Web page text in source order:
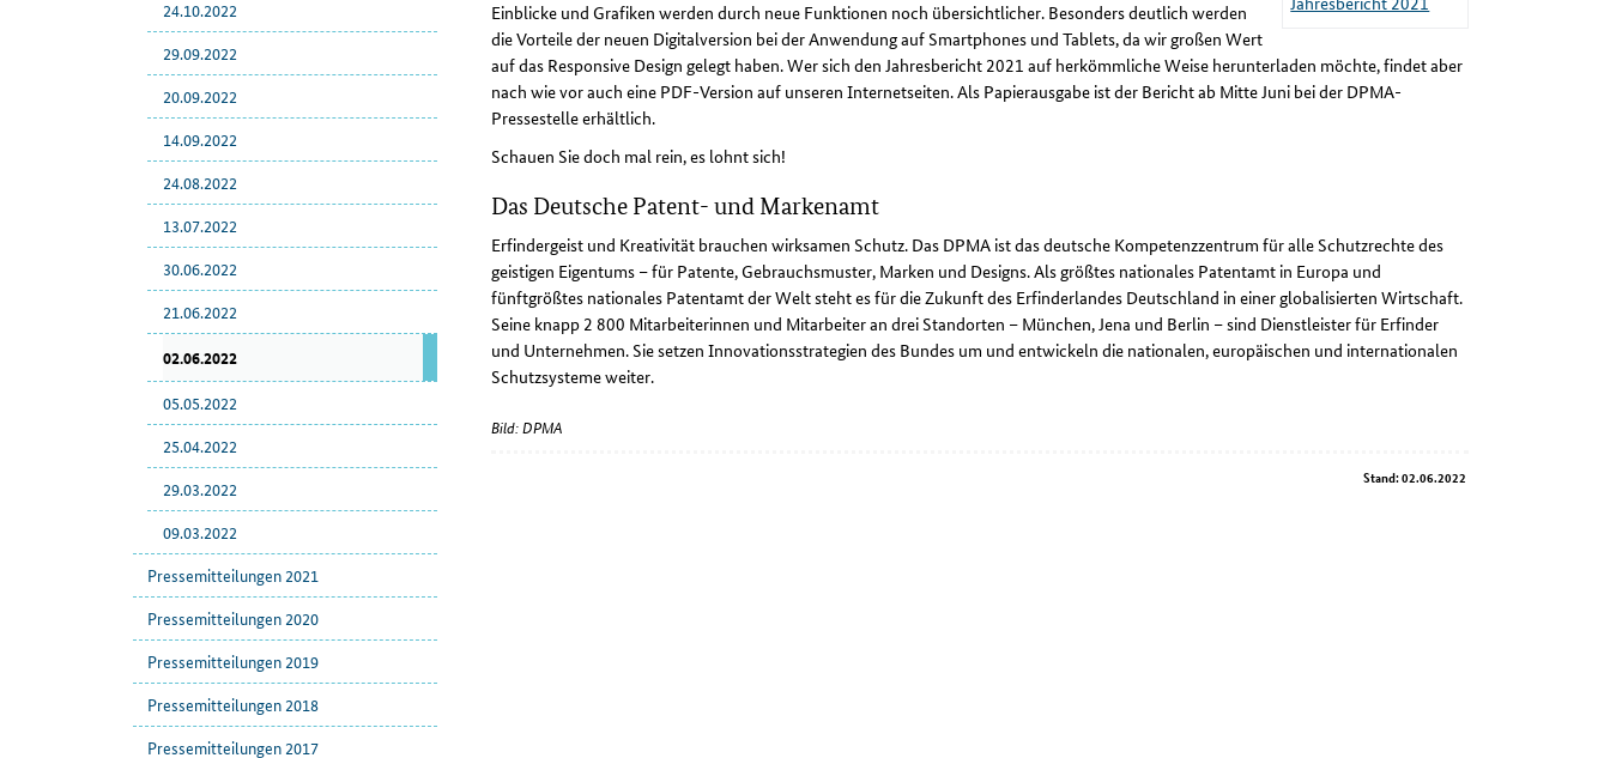
24.10.2022
29.09.2022
20.09.2022
14.09.2022
24.08.2022
13.07.2022
30.06.2022
21.06.2022
02.06.2022
05.05.2022
25.04.2022
29.03.2022
09.03.2022
Pressemitteilungen 2021
Pressemitteilungen 2020
Pressemitteilungen 2019
Pressemitteilungen 2018
Pressemitteilungen 2017
Einblicke und Grafiken werden durch neue Funktionen noch übersichtlicher. Besonders deutlich werden
die Vorteile der neuen Digitalversion bei der Anwendung auf Smartphones und Tablets, da wir großen Wert
auf das Responsive Design gelegt haben. Wer sich den Jahresbericht 2021 auf herkömmliche Weise herunterladen möchte, findet aber
nach wie vor auch eine PDF-Version auf unseren Internetseiten. Als Papierausgabe ist der Bericht ab Mitte Juni bei der DPMA-
Pressestelle erhältlich.
Schauen Sie doch mal rein, es lohnt sich!
Das Deutsche Patent- und Markenamt
Erfindergeist und Kreativität brauchen wirksamen Schutz. Das DPMA ist das deutsche Kompetenzzentrum für alle Schutzrechte des
geistigen Eigentums – für Patente, Gebrauchsmuster, Marken und Designs. Als größtes nationales Patentamt in Europa und
fünftgrößtes nationales Patentamt der Welt steht es für die Zukunft des Erfinderlandes Deutschland in einer globalisierten Wirtschaft.
Seine knapp 2 800 Mitarbeiterinnen und Mitarbeiter an drei Standorten – München, Jena und Berlin – sind Dienstleister für Erfinder
und Unternehmen. Sie setzen Innovationsstrategien des Bundes um und entwickeln die nationalen, europäischen und internationalen
Schutzsysteme weiter.
Bild: DPMA
Stand: 02.06.2022